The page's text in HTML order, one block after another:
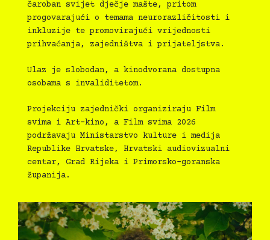
čaroban svijet dječje mašte, pritom
progovarajući o temama neurorazličitosti i
inkluzije te promovirajući vrijednosti
prihvaćanja, zajedništva i prijateljstva.
Ulaz je slobodan, a kinodvorana dostupna
osobama s invaliditetom.
Projekciju zajednički organiziraju Film
svima i Art-kino, a Film svima 2026
podržavaju Ministarstvo kulture i medija
Republike Hrvatske, Hrvatski audiovizualni
centar, Grad Rijeka i Primorsko-goranska
županija.